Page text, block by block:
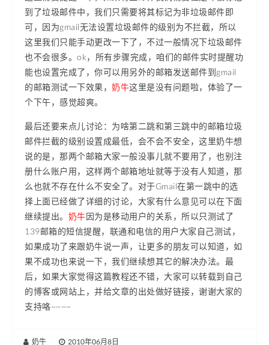
到了垃圾邮件中，我们只需要将其标记为非垃圾邮件即
可，因为gmail无法设置垃圾邮件的级别为不拦截，所以
这里我们只能手动更改一下了，不过一般情况下垃圾邮件
也不会很多。ok，所有步骤完成，咱们的邮件实时提醒功
能也设置完成了，你可以用另外的邮箱发送邮件到gmail
的邮箱测试一下效果， 奶牛这里是没有问题啦，体验了一
个下午，感觉超爽。
最后还要来点儿讨论：为啥第二跳和第三跳中的邮箱垃圾
邮件拦截的级别设置成最低，会不会不安全，这里奶牛想
说的是，那两个邮箱大家一般没事儿就不要用了，也别注
册什么账户用，这样两个邮箱地址就等于没有人知道，那
么也就不存在什么不安全了。对于Gmail在第一跳中的选
择上面已经做了详细的讨论，大家有什么意见可以在下面
继续提出。 奶牛因为是移动用户的关系，所以只测试了
139邮箱的短信提醒，联通和电信的用户大家自己测试，
如果成功了来跟奶牛说一声，让更多的朋友可以知道，如
果不成功也来说一下，我们继续想其它的解决办法。最
后，如果大家觉得这篇教程还不错，大家可以转载到自己
的博客或网站上，并给文章的出处做好链接，谢谢大家的
支持咯~~~~
奶牛 2010年06月8日